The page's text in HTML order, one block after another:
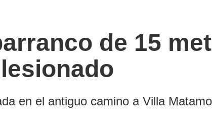
de 15
en el antiguo camino a Villa